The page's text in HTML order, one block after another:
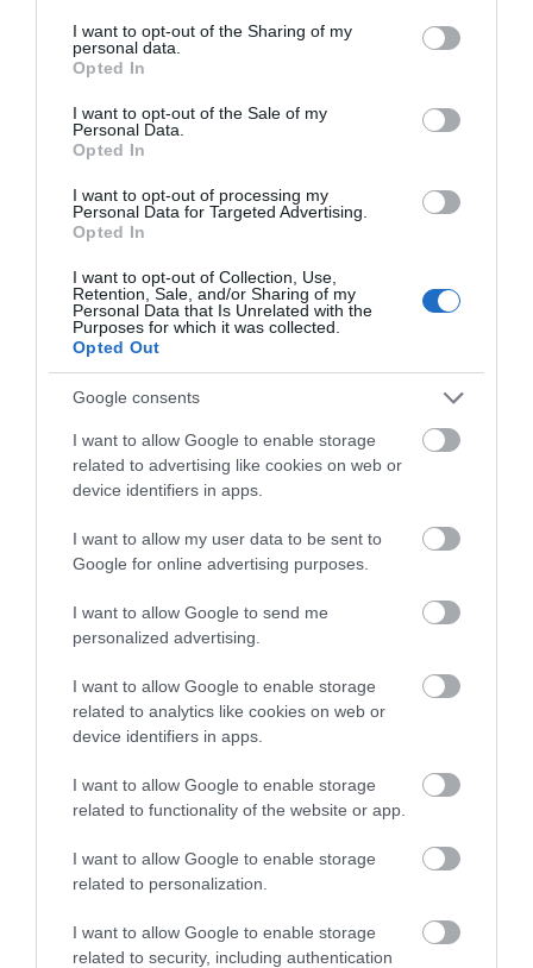
not limited to your visit or usage behaviour. You may click to
grant or deny consent to Google and its third-party tags to
use your data for below specified purposes in below Google
consent section.
I want to opt-out of the Sharing of my
personal data.
Opted In
I want to opt-out of the Sale of my
Personal Data.
Opted In
I want to opt-out of processing my
Personal Data for Targeted Advertising.
Opted In
I want to opt-out of Collection, Use,
Retention, Sale, and/or Sharing of my
Personal Data that Is Unrelated with the
Purposes for which it was collected.
Opted Out
Google consents
I want to allow Google to enable storage
related to advertising like cookies on web or
device identifiers in apps.
I want to allow my user data to be sent to
Google for online advertising purposes.
I want to allow Google to send me
personalized advertising.
I want to allow Google to enable storage
related to analytics like cookies on web or
device identifiers in apps.
I want to allow Google to enable storage
related to functionality of the website or app.
I want to allow Google to enable storage
related to personalization.
I want to allow Google to enable storage
related to security, including authentication
Θρήνος στην Εύβοια: Έφυγε από
τη ζωή ο 37χρονος που είχε
τροχαίο με αγριογούρουνο
06.08.2026 | 20:20
Τούμπαρε αυτοκίνητο
06.08.2026 | 20:00
Έσπασαν πιάτα στο κεφάλι του
Αταμάν – Βίντεο από τη Σύμη
06.08.2026 | 19:40
καίει στο Νησί, συγκλονιστική
μαρτυρία – Νέες εικόνες και
βίντεο
Ξεκινάει τεράστιο έργο αξίας
06.08.2026 | 19:20
Φωτιά στη Σκύρο:
Καλαμίτσα – Νέες
εικόνες και βίντεο
μεγάλη γιορτή στους
Ωρεούς – Παρών ο
Σοκ στην Εύβοια με την
κοπέλα που έπεσε από
νεότερα για την υγεία
Νεότερα για τη Φωτιά
– Νέο βίντεο